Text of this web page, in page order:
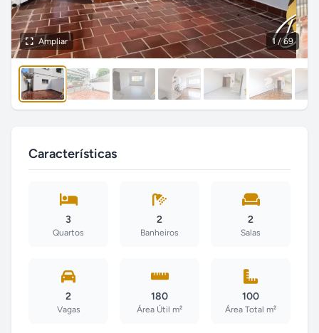
1 / 69
Ampliar
Características
3
Quartos
2
Banheiros
2
Salas
2
Vagas
180
Área Útil m²
100
Área Total m²